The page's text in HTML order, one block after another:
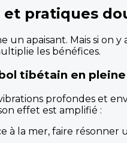
pratiques
un apaisant. Mais si on
les bénéfices.
tibétain en
vibrations profondes et
effet est amplifié :
à la mer, faire